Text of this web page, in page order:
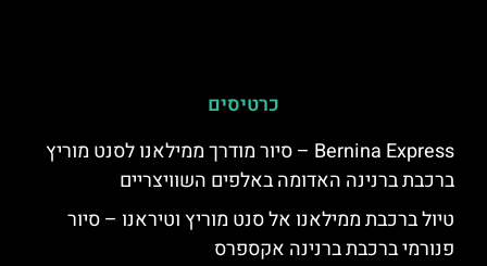
כרטיסים
Bernina Express – סיור מודרך ממילאנו לסנט מוריץ
ברכבת ברנינה האדומה באלפים השוויצריים
טיול ברכבת ממילאנו אל סנט מוריץ וטיראנו – סיור
פנורמי ברכבת ברנינה אקספרס